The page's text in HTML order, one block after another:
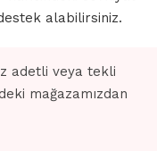
alabilirsiniz.
adetli veya tekli
mağazamızdan